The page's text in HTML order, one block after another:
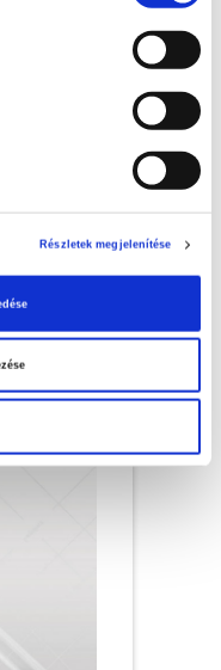
Részletek megjelenítése